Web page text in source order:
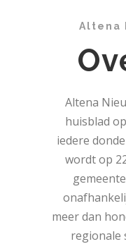
Altena
Altena
huisblad
iedere
wordt op
meer dan
regionale